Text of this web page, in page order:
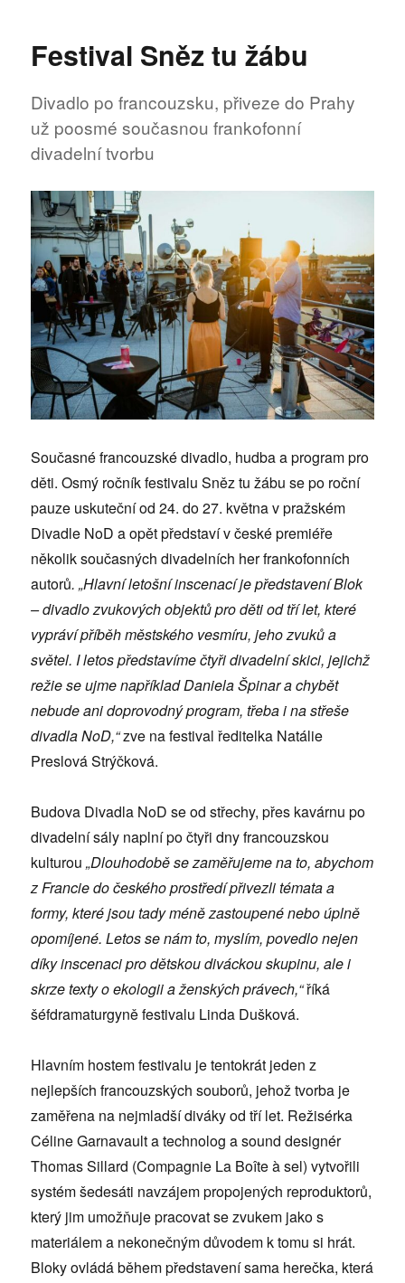
Divadlo
po
Festival Sněz tu žábu
Divadlo po francouzsku, přiveze do Prahy
už poosmé současnou frankofonní
divadelní tvorbu
Současné francouzské divadlo, hudba a program pro
děti. Osmý ročník festivalu Sněz tu žábu se po roční
pauze uskuteční od 24. do 27. května v pražském
Divadle NoD a opět představí v české premiéře
několik současných divadelních her frankofonních
autorů. „Hlavní letošní inscenací je představení Blok
– divadlo zvukových objektů pro děti od tří let, které
vypráví příběh městského vesmíru, jeho zvuků a
světel. I letos představíme čtyři divadelní skici, jejichž
režie se ujme například Daniela Špinar a chybět
nebude ani doprovodný program, třeba i na střeše
divadla NoD,“zve na festival ředitelka Natálie
Preslová Strýčková.
Budova Divadla NoD se od střechy, přes kavárnu po
divadelní sály naplní po čtyři dny francouzskou
kulturou „Dlouhodobě se zaměřujeme na to, abychom
z Francie do českého prostředí přivezli témata a
formy, které jsou tady méně zastoupené nebo úplně
opomíjené. Letos se nám to, myslím, povedlo nejen
díky inscenaci pro dětskou diváckou skupinu, ale i
skrze texty o ekologii a ženských právech,“říká
šéfdramaturgyně festivalu Linda Dušková.
Hlavním hostem festivalu je tentokrát jeden z
nejlepších francouzských souborů, jehož tvorba je
zaměřena na nejmladší diváky od tří let. Režisérka
Céline Garnavault a technolog a sound designér
Thomas Sillard (Compagnie La Boîte à sel) vytvořili
systém šedesáti navzájem propojených reproduktorů,
který jim umožňuje pracovat se zvukem jako s
materiálem a nekonečným důvodem k tomu si hrát.
Bloky ovládá během představení sama herečka, která